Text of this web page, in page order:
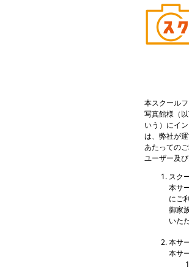
本スクール
写真館様（
いう）にイ
は、弊社が
あたっての
ユーザー及
スク
本サ
にご
御家
いた
本サ
本サ